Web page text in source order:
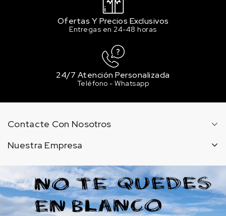
Ofertas Y Precios Exclusivos
Entregas en 24-48 horas
24/7 Atención Personalizada
Teléfono - Whatsapp
Contacte Con Nosotros
Nuestra Empresa